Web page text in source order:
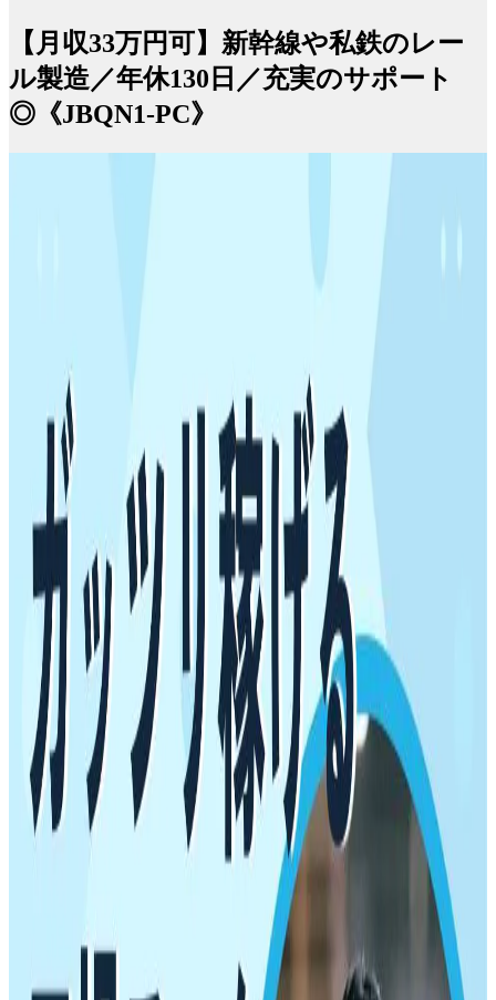
【月収33万円可】新幹線や私鉄のレー
ル製造／年休130日／充実のサポート
◎《JBQN1-PC》